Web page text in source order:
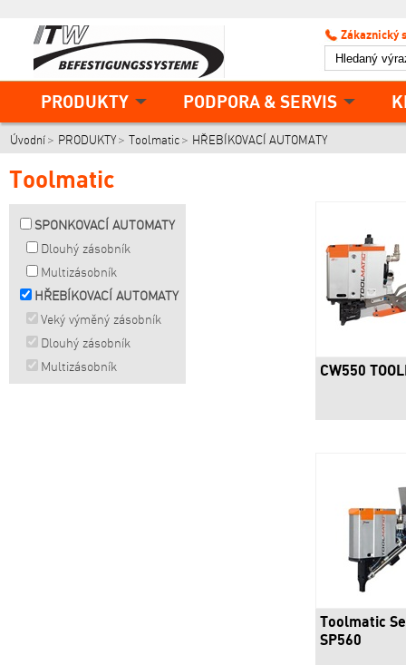
PRODUKTY PODPORA & SERVIS
Zákaznický
Úvodní PRODUKTY Toolmatic HŘEBÍKOVACÍ AUTOMATY
Toolmatic
SPONKOVACÍ AUTOMATY
Dlouhý zásobník
Multizásobník
HŘEBÍKOVACÍ AUTOMATY
Veký výměný zásobník
Dlouhý zásobník
Multizásobník
CW550
Toolmatic
SP560